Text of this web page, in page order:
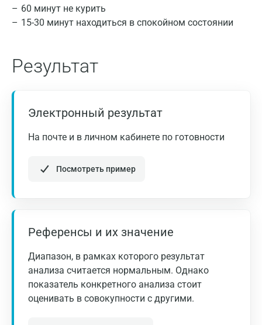
60 минут не курить
15-30 минут находиться в спокойном состоянии
Результат
Электронный результат
На почте и в личном кабинете по готовности
Посмотреть пример
Референсы и их значение
Диапазон, в рамках которого результат
анализа считается нормальным. Однако
показатель конкретного анализа стоит
оценивать в совокупности с другими.
исследования, рекомендуется обратиться к
Армавир
Астрахань
Барнаул
Великий Новгород